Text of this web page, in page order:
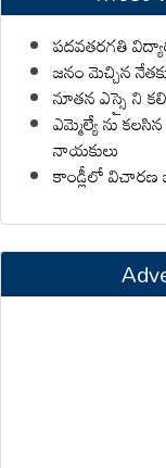
పదవతరగతి
జనం మెచ్చిన
నూతన ఎస్సై ని
ఎమ్మెల్యే ను
నాయకులు
కాండ్లీలో విచారణ